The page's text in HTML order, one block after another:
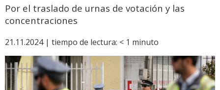
Por el traslado de urnas de votación y las
concentraciones
21.11.2024 | tiempo de lectura: < 1 minuto